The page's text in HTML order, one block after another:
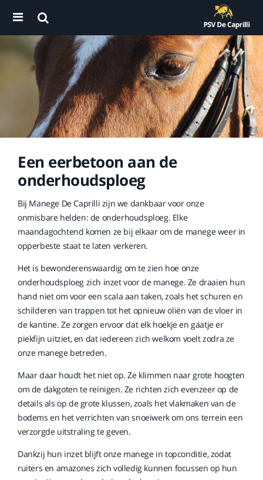
Een eerbetoon aan de
onderhoudsploeg
Bij Manege De Caprilli zijn we dankbaar voor onze
onmisbare helden: de onderhoudsploeg. Elke
maandagochtend komen ze bij elkaar om de manege weer in
opperbeste staat te laten verkeren.
Het is bewonderenswaardig om te zien hoe onze
onderhoudsploeg zich inzet voor de manege. Ze draaien hun
hand niet om voor een scala aan taken, zoals het schuren en
schilderen van trappen tot het opnieuw oliën van de vloer in
de kantine. Ze zorgen ervoor dat elk hoekje en gaatje er
piekfijn uitziet, en dat iedereen zich welkom voelt zodra ze
onze manege betreden.
Maar daar houdt het niet op. Ze klimmen naar grote hoogten
om de dakgoten te reinigen. Ze richten zich evenzeer op de
details als op de grote klussen, zoals het vlakmaken van de
bodems en het verrichten van snoeiwerk om ons terrein een
verzorgde uitstraling te geven.
Dankzij hun inzet blijft onze manege in topconditie, zodat
ruiters en amazones zich volledig kunnen focussen op hun